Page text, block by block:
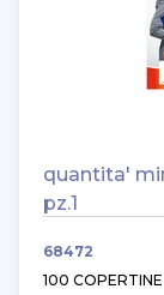
quantita'
pz.1
68472
100